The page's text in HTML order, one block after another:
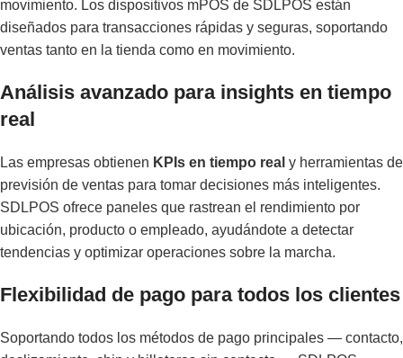
movimiento. Los dispositivos mPOS de SDLPOS están
diseñados para transacciones rápidas y seguras, soportando
ventas tanto en la tienda como en movimiento.
Análisis avanzado para insights en tiempo
real
Las empresas obtienen KPIs en tiempo real y herramientas de
previsión de ventas para tomar decisiones más inteligentes.
SDLPOS ofrece paneles que rastrean el rendimiento por
ubicación, producto o empleado, ayudándote a detectar
tendencias y optimizar operaciones sobre la marcha.
Flexibilidad de pago para todos los clientes
Soportando todos los métodos de pago principales — contacto,